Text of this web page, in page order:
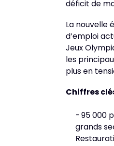
déficit de
La nouvelle
d’emploi
Jeux
les
plus en
Chiffres
95 000
grands